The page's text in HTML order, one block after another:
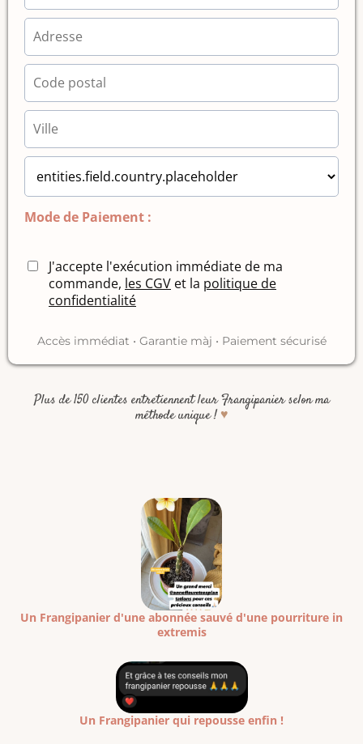
Mode de Paiement :
J'accepte l'exécution immédiate de ma
commande, les CGV et la politique de
confidentialité
Accès immédiat • Garantie màj • Paiement sécurisé
Plus de 150 clientes entretiennent leur Frangipanier selon ma
méthode unique !♥️
Un Frangipanier d'une abonnée sauvé d'une pourriture in
extremis
Un Frangipanier qui repousse enfin !